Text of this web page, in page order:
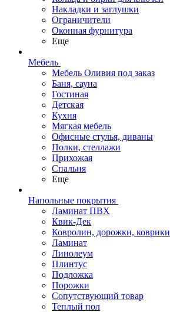
Накладки и заглушки
Ограничители
Оконная фурнитура
Еще
Мебель
Мебель Оливия под заказ
Баня, сауна
Гостиная
Детская
Кухня
Мягкая мебель
Офисные стулья, диваны
Полки, стеллажи
Прихожая
Спальня
Еще
Напольные покрытия
Ламинат ПВХ
Квик-Дек
Ковролин, дорожки, коврики
Ламинат
Линолеум
Плинтус
Подложка
Порожки
Сопутствующий товар
Теплый пол